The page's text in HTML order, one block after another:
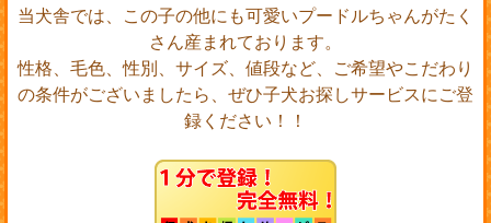
当犬舎では、この子の他にも可愛いプードルちゃんがたく
さん産まれております。
性格、毛色、性別、サイズ、値段など、ご希望やこだわり
の条件がございましたら、ぜひ子犬お探しサービスにご登
録ください！！